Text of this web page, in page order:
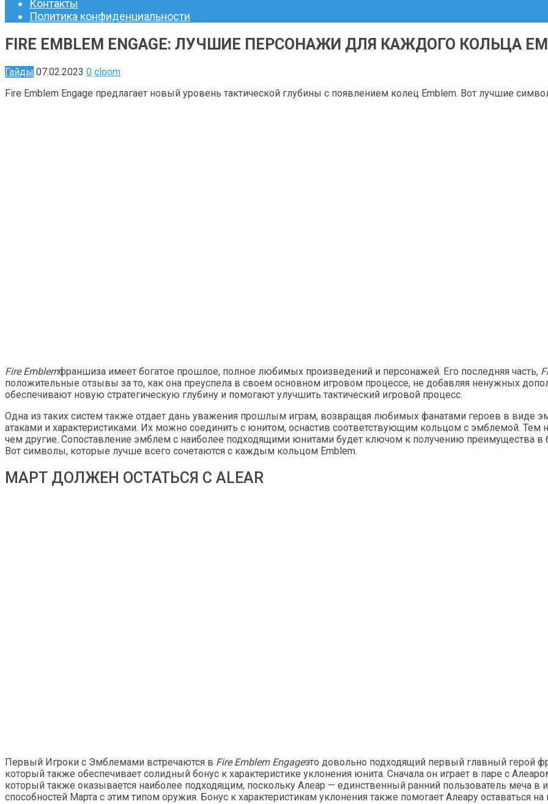
Контакты
Политика конфиденциальности
FIRE EMBLEM ENGAGE: ЛУЧШИЕ ПЕРСОНАЖИ ДЛЯ КАЖДОГО КОЛЬЦА
Гайды 07.02.2023 0 cloom
Fire Emblem Engage предлагает новый уровень тактической глубины с появлением колец Emblem. Вот лучшие
Fire Emblemфраншиза имеет богатое прошлое, полное любимых произведений и персонажей. Его последняя часть,
положительные отзывы за то, как она преуспела в своем основном игровом процессе, не добавляя ненужных
обеспечивают новую стратегическую глубину и помогают улучшить тактический игровой процесс.
Одна из таких систем также отдает дань уважения прошлым играм, возвращая любимых фанатами героев в виде
атаками и характеристиками. Их можно соединить с юнитом, оснастив соответствующим кольцом с эмблемой.
чем другие. Сопоставление эмблем с наиболее подходящими юнитами будет ключом к получению преимущества в
Вот символы, которые лучше всего сочетаются с каждым кольцом Emblem.
МАРТ ДОЛЖЕН ОСТАТЬСЯ С ALEAR
Первый Игроки с Эмблемами встречаются в Fire Emblem Engageэто довольно подходящий первый главный герой
который также обеспечивает солидный бонус к характеристике уклонения юнита. Сначала он играет в паре с
который также оказывается наиболее подходящим, поскольку Алеар — единственный ранний пользователь меча
способностей Марта с этим типом оружия. Бонус к характеристикам уклонения также помогает Алеару оставаться